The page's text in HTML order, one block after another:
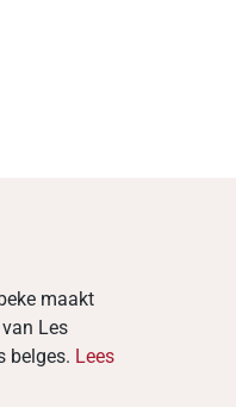
maakt
Les
belges. Lees